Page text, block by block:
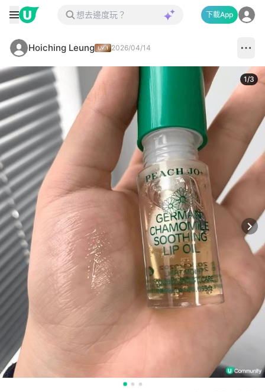
下載App
Hoiching Leung 2026/04/14
1/3